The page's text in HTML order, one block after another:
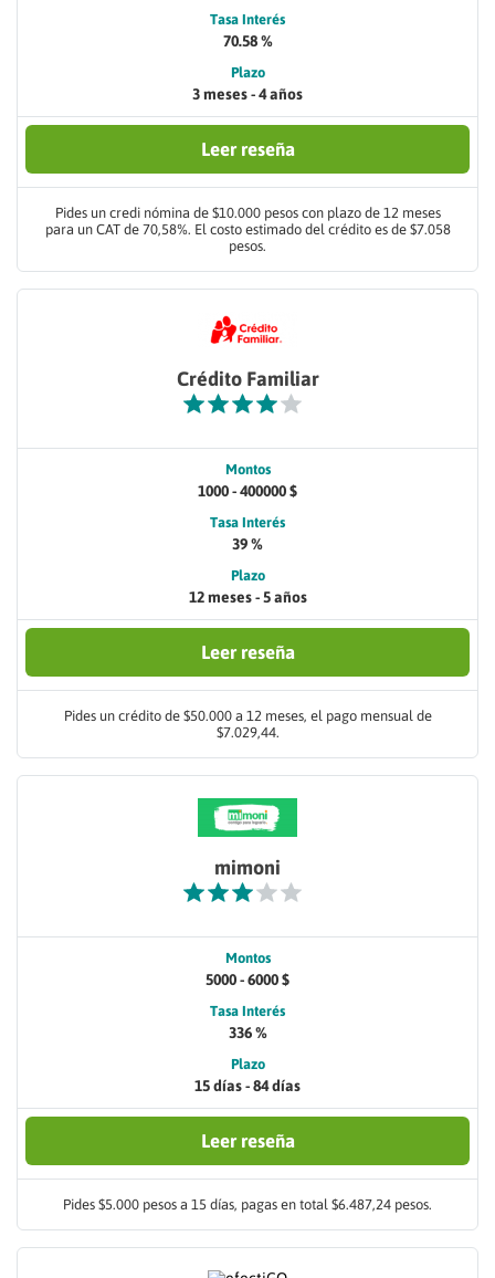
Tasa Interés
70.58 %
Plazo
3 meses - 4 años
Leer reseña
Pides un credi nómina de $10.000 pesos con plazo de 12 meses
para un CAT de 70,58%. El costo estimado del crédito es de $7.058
pesos.
Crédito Familiar
Montos
1000 - 400000 $
Tasa Interés
39 %
Plazo
12 meses - 5 años
Leer reseña
Pides un crédito de $50.000 a 12 meses, el pago mensual de
$7.029,44.
mimoni
Montos
5000 - 6000 $
Tasa Interés
336 %
Plazo
15 días - 84 días
Leer reseña
Pides $5.000 pesos a 15 días, pagas en total $6.487,24 pesos.